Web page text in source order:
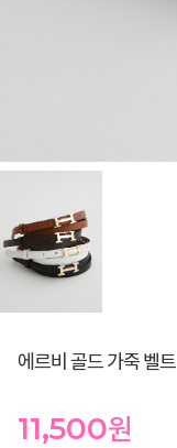
에르비 골드 가죽 벨트
11,500원